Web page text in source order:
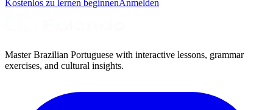
Kostenlos zu lernen beginnenAnmelden
Master Brazilian Portuguese with interactive lessons, grammar
exercises, and cultural insights.